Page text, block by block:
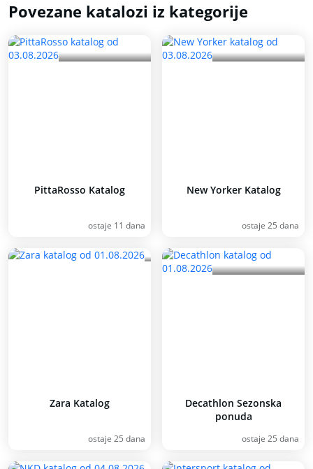
Povezane katalozi iz kategorije
PittaRosso Katalog
ostaje 11 dana
New Yorker Katalog
ostaje 25 dana
Zara Katalog
ostaje 25 dana
Decathlon Sezonska
ponuda
ostaje 25 dana